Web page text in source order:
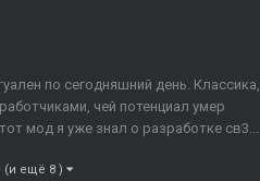
по сегодняшний день. Классика,
чей потенциал умер
мод я уже знал о разработке св3...
(и ещё 8 )